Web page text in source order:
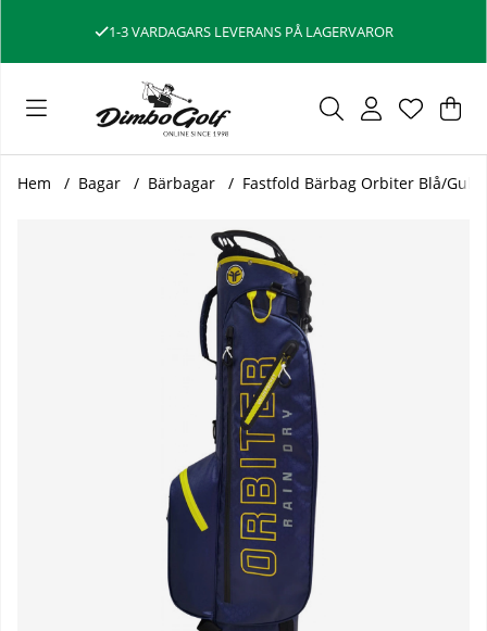
1-3 VARDAGARS LEVERANS PÅ LAGERVAROR
.
Hem Bagar Bärbagar Fastfold Bärbag Orbiter Blå/Gul
Produktbilder Fastfold Bärbag Orbiter Blå/Gul